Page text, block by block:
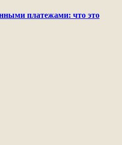
платежами: что это